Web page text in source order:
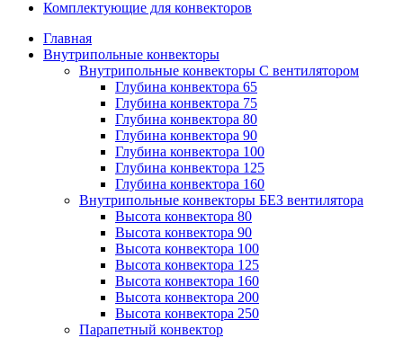
Комплектующие для конвекторов
Главная
Внутрипольные конвекторы
Внутрипольные конвекторы С вентилятором
Глубина конвектора 65
Глубина конвектора 75
Глубина конвектора 80
Глубина конвектора 90
Глубина конвектора 100
Глубина конвектора 125
Глубина конвектора 160
Внутрипольные конвекторы БЕЗ вентилятора
Высота конвектора 80
Высота конвектора 90
Высота конвектора 100
Высота конвектора 125
Высота конвектора 160
Высота конвектора 200
Высота конвектора 250
Парапетный конвектор